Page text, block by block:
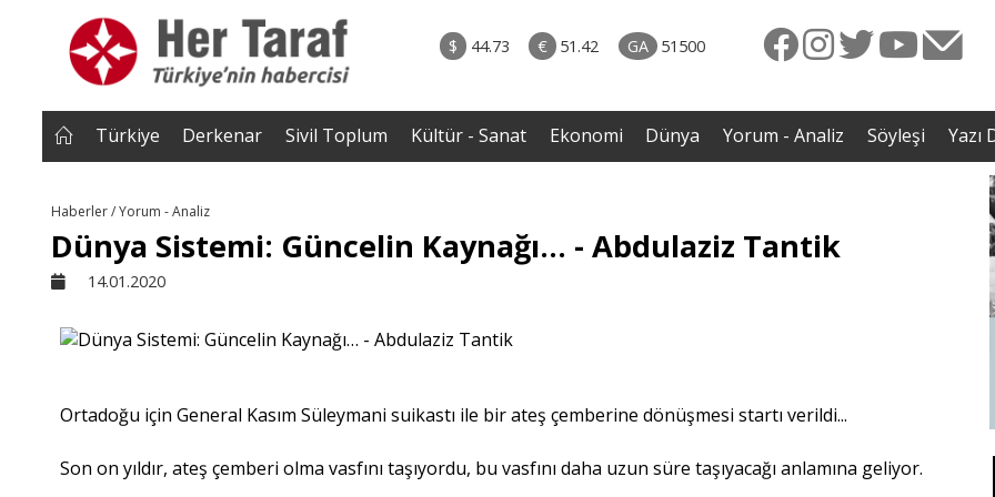
$ 44.73 € 51.42 GA 51500
• Türkiye, Pakistan ve Suudi Arabistan imzayı attı!
Mekke Anlaşması yürürlüğe girdi
• Gannuşi'nin serbest bırakılması için çağrı
Türkiye Derkenar Sivil Toplum Kültür - Sanat Ekonomi Dünya Yorum - Analiz Söyleşi Yazı
Haberler / Yorum - Analiz
Dünya Sistemi: Güncelin Kaynağı… - Abdulaziz Tantik
14.01.2020
Ortadoğu için General Kasım Süleymani suikastı ile bir ateş çemberine dönüşmesi startı verildi...
Son on yıldır, ateş çemberi olma vasfını taşıyordu, bu vasfını daha uzun süre taşıyacağı anlamına geliyor.